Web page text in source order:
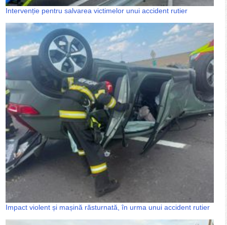
Intervenție pentru salvarea victimelor unui accident rutier
Impact violent și mașină răsturnată, în urma unui accident rutier